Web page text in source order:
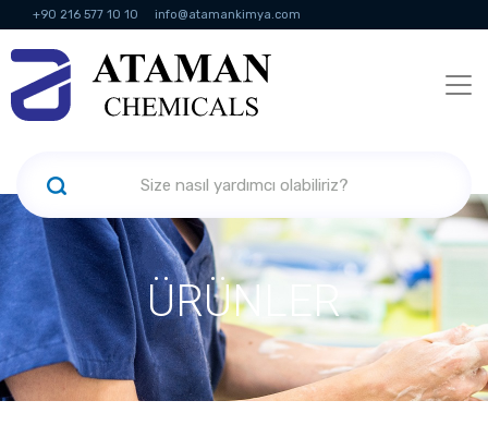
+90 216 577 10 10 info@atamankimya.com
KVKK Politikası Bilgi Toplumu Hizmetleri
ÜRÜNLER